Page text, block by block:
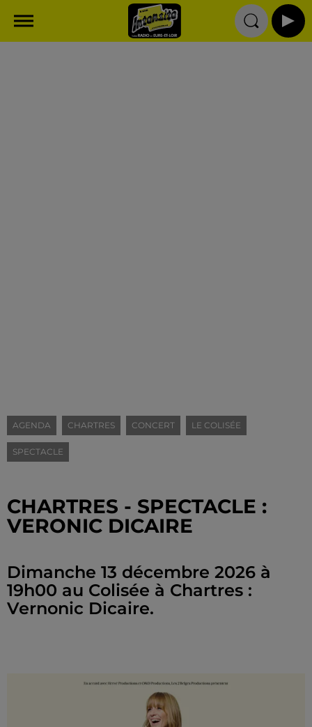
AGENDA CHARTRES CONCERT LE COLISÉE
SPECTACLE
CHARTRES - SPECTACLE :
VERONIC DICAIRE
Dimanche 13 décembre 2026 à
19h00 au Colisée à Chartres :
Vernonic Dicaire.